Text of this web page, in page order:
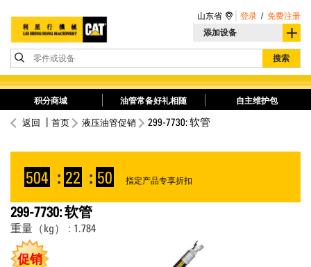
添加设备
零件或设备 搜索
山东省 登录 / 免费注册
积分商城 油管常备好礼相随 自主维护包
返回 首页 液压油管促销 299-7730: 软管
504 : 22 : 50 指定产品专享折扣
299-7730: 软管
重量（kg） : 1.784
促销